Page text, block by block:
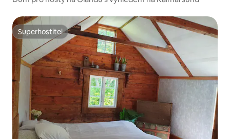
Superhostitel
Superhostitel